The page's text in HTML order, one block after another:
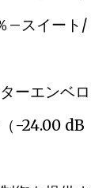
–スイート/
ーエンベロ
-24.00 dB